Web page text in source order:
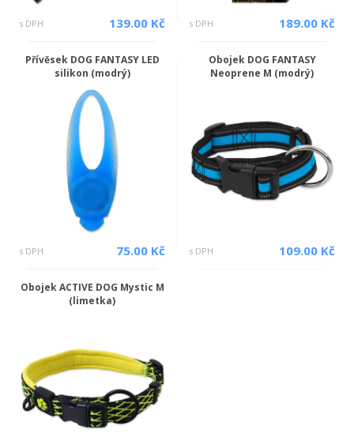
s DPH 139.00 Kč s DPH 189.00 Kč
Přívěsek DOG FANTASY LED
silikon (modrý)
s DPH 75.00 Kč
Obojek DOG FANTASY
Neoprene M (modrý)
s DPH 109.00 Kč
Obojek ACTIVE DOG Mystic M
(limetka)